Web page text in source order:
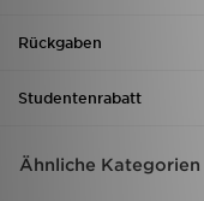
Rückgaben
Studentenrabatt
Ähnliche Kategorien